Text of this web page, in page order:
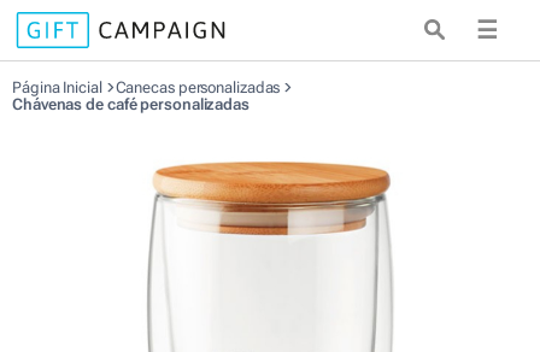
☰
Página Inicial
Canecas personalizadas
Chávenas de café personalizadas